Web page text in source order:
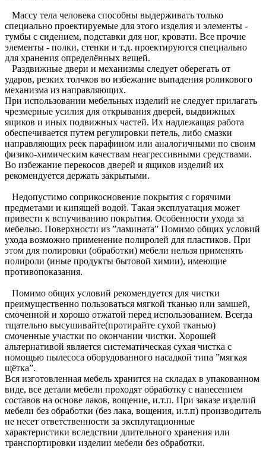
Массу тела человека способны выдерживать только
специально проектируемые для этого изделия и элементы -
тумбы с сидением, подставки для ног, кровати. Все прочие
элементы - полки, стенки и т.д. проектируются специально
для хранения определённых вещей.
Раздвижные двери и механизмы следует оберегать от
ударов, резких толчков во избежание выпадения роликового
механизма из направляющих.
При использовании мебельных изделий не следует прилагать
чрезмерные усилия для открывания дверей, выдвижных
ящиков и иных подвижных частей. Их надлежащая работа
обеспечивается путем регулировки петель, либо смазки
направляющих реек парафином или аналогичными по своим
физико-химическим качествам неагрессивными средствами.
Во избежание перекосов дверей и ящиков изделий их
рекомендуется держать закрытыми.
Недопустимо соприкосновение покрытия с горячими
предметами и кипящей водой. Такая эксплуатация может
привести к вспучиванию покрытия. Особенности ухода за
мебелью. Поверхности из ”ламината” Помимо общих условий
ухода возможно применение полиролей для пластиков. При
этом для полировки (обработки) мебели нельзя применять
полироли (иные продукты бытовой химии), имеющие
противопоказания.
Помимо общих условий рекомендуется для чистки
преимущественно пользоваться мягкой тканью или замшей,
смоченной и хорошо отжатой перед использованием. Всегда
тщательно высушивайте(протирайте сухой тканью)
смоченные участки по окончании чистки. Хорошей
альтернативой является систематическая сухая чистка с
помощью пылесоса оборудованного насадкой типа ”мягкая
щётка”.
Вся изготовленная мебель хранится на складах в упакованном
виде, все детали мебели проходят обработку с нанесением
составов на основе лаков, вощение, и.т.п. При заказе изделий
мебели без обработки (без лака, вощения, и.т.п) производитель
не несет ответственности за эксплутационные
характеристики вследствии длительного хранения или
транспортировки изделии мебели без обработки.